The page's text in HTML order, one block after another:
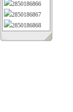
2850186866
2850186867
2850186868